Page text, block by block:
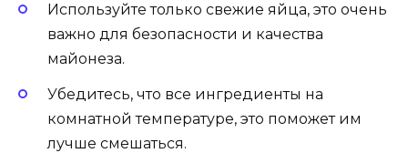
Используйте только свежие яйца, это очень
важно для безопасности и качества
майонеза.
Убедитесь, что все ингредиенты на
комнатной температуре, это поможет им
лучше смешаться.